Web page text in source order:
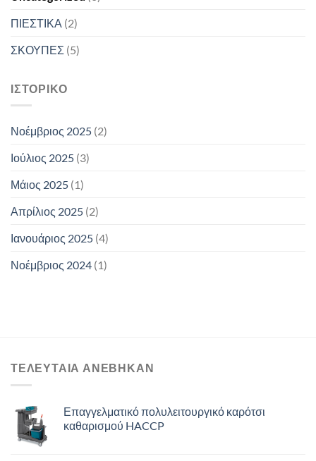
ΠΙΕΣΤΙΚΑ (2)
ΣΚΟΥΠΕΣ (5)
ΙΣΤΟΡΙΚΌ
Νοέμβριος 2025 (2)
Ιούλιος 2025 (3)
Μάιος 2025 (1)
Απρίλιος 2025 (2)
Ιανουάριος 2025 (4)
Νοέμβριος 2024 (1)
ΤΕΛΕΥΤΑΙΑ ΑΝΈΒΗΚΑΝ
Επαγγελματικό πολυλειτουργικό καρότσι
καθαρισμού HACCP